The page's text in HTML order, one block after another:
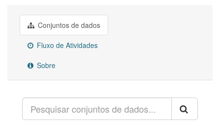
Conjuntos de dados
Fluxo de Atividades
Sobre